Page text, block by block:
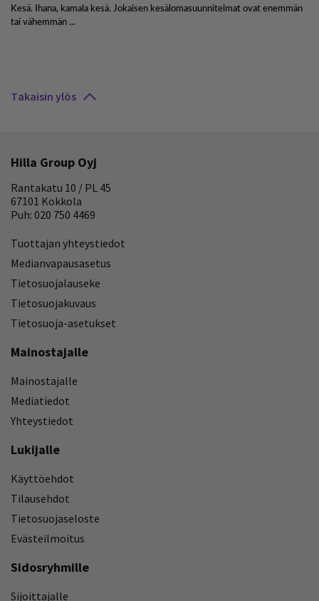
Takaisin ylös
Hilla Group Oyj
Rantakatu 10 / PL 45
67101 Kokkola
Puh: 020 750 4469
Tuottajan yhteystiedot
Medianvapausasetus
Tietosuojalauseke
Tietosuojakuvaus
Tietosuoja-asetukset
Mainostajalle
Mainostajalle
Mediatiedot
Yhteystiedot
Lukijalle
Käyttöehdot
Tilausehdot
Tietosuojaseloste
Evästeilmoitus
Sidosryhmille
Sijoittajalle